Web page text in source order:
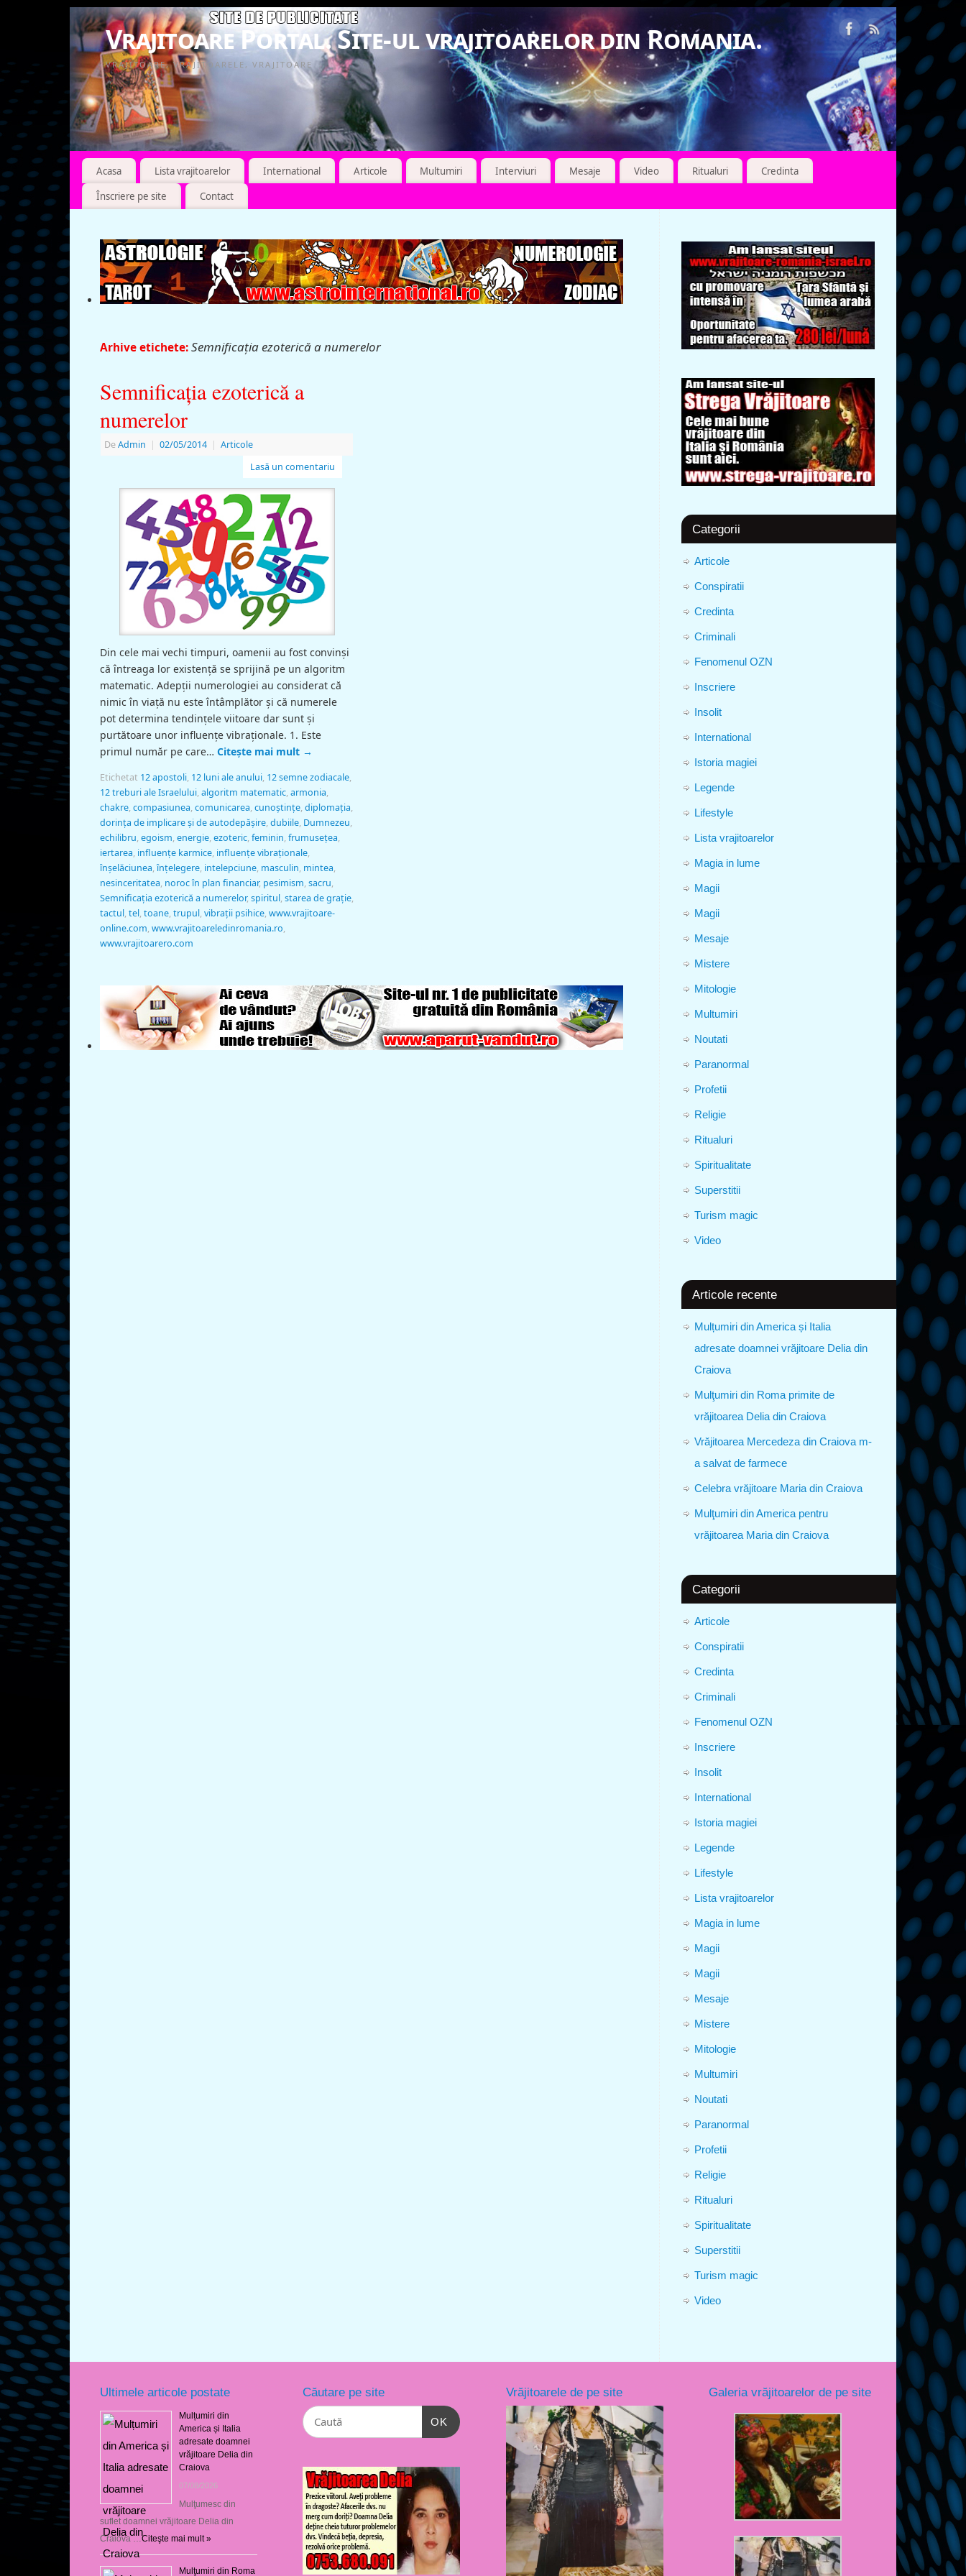
Vrajitoare Portal. Site-ul vrajitoarelor din Romania.
VRAJITOARE, VRAJITOARELE, VRAJITOARE
Acasa Lista vrajitoarelor International Articole Multumiri Interviuri Mesaje Video Ritualuri
Credinta
Înscriere pe site
Contact
Arhive etichete:Semnificaţia ezoterică a numerelor
Semnificaţia ezoterică a
numerelor
DeAdmin | 02/05/2014 | Articole
Lasă un comentariu
Din cele mai vechi timpuri, oamenii au fost convinşi
că întreaga lor existenţă se sprijină pe un algoritm
matematic. Adepţii numerologiei au considerat că
nimic în viaţă nu este întâmplător şi că numerele
pot determina tendinţele viitoare dar sunt şi
purtătoare unor influenţe vibraţionale. 1. Este
primul număr pe care… Citește mai mult →
Etichetat 12 apostoli, 12 luni ale anului, 12 semne zodiacale,
12 treburi ale Israelului,algoritm matematic,armonia,
chakre,compasiunea,comunicarea,cunoştinţe,diplomaţia,
dorinţa de implicare şi de autodepăşire,dubiile, Dumnezeu,
echilibru,egoism,energie,ezoteric,feminin,frumuseţea,
iertarea, influenţe karmice, influenţe vibraţionale,
înşelăciunea,înţelegere, intelepciune, masculin, mintea,
nesinceritatea, noroc în plan financiar, pesimism,sacru,
Semnificaţia ezoterică a numerelor,spiritul,starea de graţie,
tactul,tel,toane,trupul,vibraţii psihice,www.vrajitoare-
online.com,www.vrajitoareledinromania.ro,
www.vrajitoarero.com
Categorii
Articole
Conspiratii
Credinta
Criminali
Fenomenul OZN
Inscriere
Insolit
International
Istoria magiei
Legende
Lifestyle
Lista vrajitoarelor
Magia in lume
Magii
Magii
Mesaje
Mistere
Mitologie
Multumiri
Noutati
Paranormal
Profetii
Religie
Ritualuri
Spiritualitate
Superstitii
Turism magic
Video
Articole recente
Mulțumiri din America și Italia
adresate doamnei vrăjitoare Delia din
Craiova
Mulţumiri din Roma primite de
vrăjitoarea Delia din Craiova
Vrăjitoarea Mercedeza din Craiova m-
a salvat de farmece
Celebra vrăjitoare Maria din Craiova
Mulţumiri din America pentru
vrăjitoarea Maria din Craiova
Categorii
Articole
Conspiratii
Credinta
Criminali
Fenomenul OZN
Inscriere
Insolit
International
Istoria magiei
Legende
Lifestyle
Lista vrajitoarelor
Magia in lume
Magii
Magii
Mesaje
Mistere
Mitologie
Multumiri
Noutati
Paranormal
Profetii
Religie
Ritualuri
Spiritualitate
Superstitii
Turism magic
Video
Ultimele articole postate
Mulțumiri din
America și Italia
adresate doamnei
vrăjitoare Delia din
Craiova
07/08/2026
Mulţumesc din
suflet doamnei vrăjitoare Delia din
Craiova … Citeşte mai mult »
Mulţumiri din Roma
Căutare pe site
OK
Vrăjitoarele de pe site Galeria vrăjitoarelor de pe site